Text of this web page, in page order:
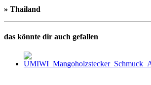
» Thailand
das könnte dir auch gefallen